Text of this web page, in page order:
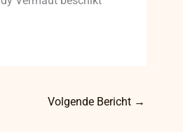
Volgende Bericht →